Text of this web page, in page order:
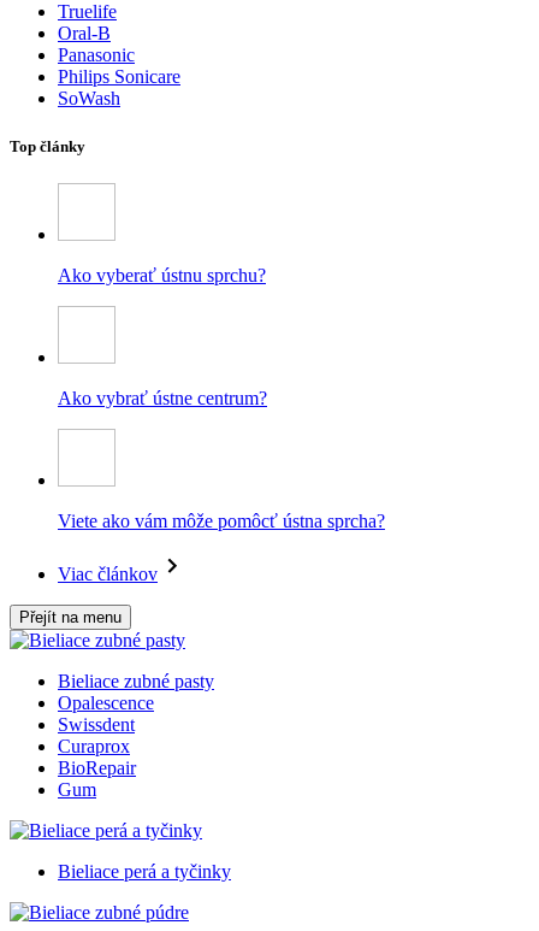
Truelife
Oral-B
Panasonic
Philips Sonicare
SoWash
Top články
Ako vyberať ústnu sprchu?
Ako vybrať ústne centrum?
Viete ako vám môže pomôcť ústna sprcha?
Viac článkov
Přejít na menu
Bieliace zubné pasty
Opalescence
Swissdent
Curaprox
BioRepair
Gum
Bieliace perá a tyčinky